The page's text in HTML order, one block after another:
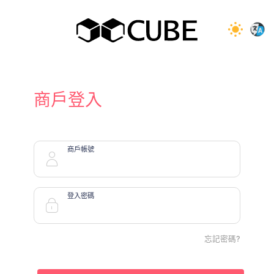
商戶登入
商戶帳號
登入密碼
忘記密碼?